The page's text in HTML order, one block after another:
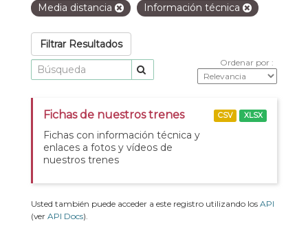
Media distancia
Información técnica
Filtrar Resultados
Ordenar por
Fichas de nuestros trenes
Fichas con información técnica y
enlaces a fotos y vídeos de
nuestros trenes
CSV XLSX
Usted también puede acceder a este registro utilizando los API
(ver API Docs).